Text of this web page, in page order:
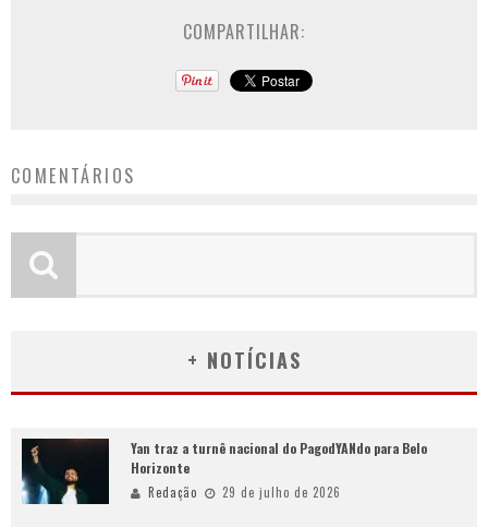
COMPARTILHAR:
COMENTÁRIOS
+ NOTÍCIAS
Yan traz a turnê nacional do PagodYANdo para Belo
Horizonte
Redação 29 de julho de 2026